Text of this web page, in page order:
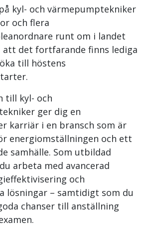
medlem?
Nyheter & Statistik
Aktiviteter
Nyheter
Tidningen Klimat
Statistik
kyl-och värmepumpstekniker
kyl- och värmepumpstekniker?
värmepumptekniker
kyla
Om värmepumpar
Fakta om värmepumpar
Fastighet
kyl- och värmepumptekniker
och flera
runt om i landet
att det fortfarande finns lediga
till höstens
till kyl- och
ger dig en
karriär i en bransch som är
energiomställningen och ett
samhälle. Som utbildad
arbeta med avancerad
och
lösningar – samtidigt som du
chanser till anställning